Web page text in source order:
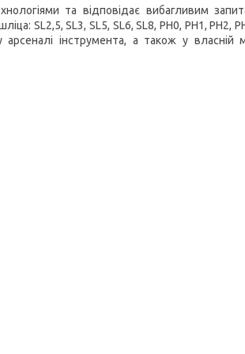
та відповідає вибагливим
SL2,5, SL3, SL5, SL6, SL8, PH0, PH1, PH2,
інструмента, а також у власній